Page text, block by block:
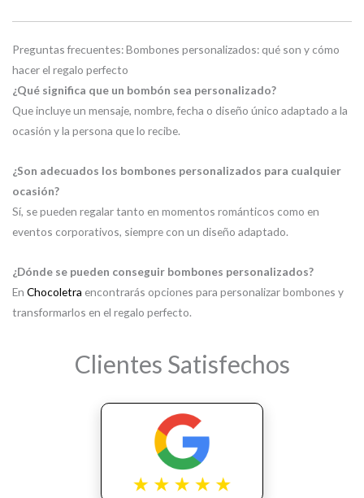
Preguntas frecuentes: Bombones personalizados: qué son y cómo
hacer el regalo perfecto
¿Qué significa que un bombón sea personalizado?
Que incluye un mensaje, nombre, fecha o diseño único adaptado a la
ocasión y la persona que lo recibe.
¿Son adecuados los bombones personalizados para cualquier
ocasión?
Sí, se pueden regalar tanto en momentos románticos como en
eventos corporativos, siempre con un diseño adaptado.
¿Dónde se pueden conseguir bombones personalizados?
En Chocoletra encontrarás opciones para personalizar bombones y
transformarlos en el regalo perfecto.
Clientes Satisfechos